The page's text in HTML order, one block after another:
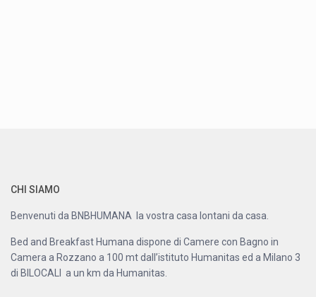
CHI SIAMO
Benvenuti da BNBHUMANA la vostra casa lontani da casa.
Bed and Breakfast Humana dispone di Camere con Bagno in
Camera a Rozzano a 100 mt dall’istituto Humanitas ed a Milano 3
di BILOCALI a un km da Humanitas.